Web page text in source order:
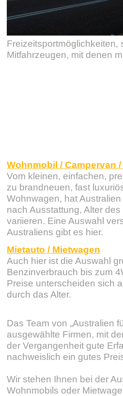
Freizeitsportmöglichkeiten,
Mitfahrzeugen, mit denen
Wohnmobil / Campervan /
Vom kleinen, einfachen,
zu brandneuen, fast
Wohnwagen, hat
nach Ausstattung, Alter
variieren. Eine Auswahl
Australiens gibt es hier.
Mietauto / Mietwagen
Auch hier ist die Auswahl
Benzinverbrauch bis zum
Preise unterscheiden sich
durch das Alter.
Das Team von „Australien
ausgewählte Firmen, mit
der Vergangenheit gute
nachweislich ein gutes
Wir stehen Ihnen bei der
Wohnmobils oder